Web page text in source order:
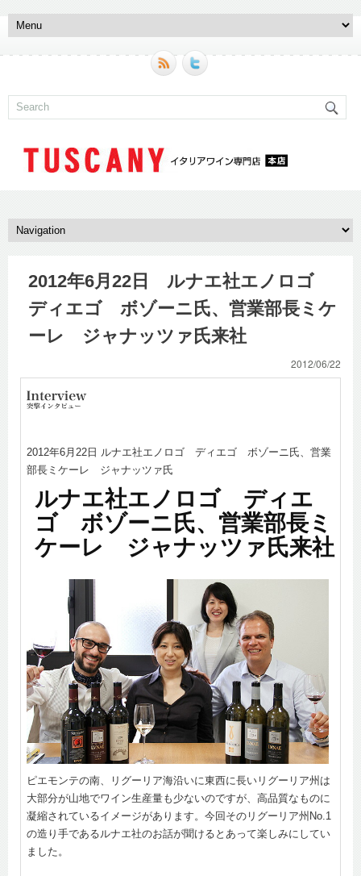
2012年6月22日 ルナエ社エノロゴ
ディエゴ ボゾーニ氏、営業部長ミケ
ーレ ジャナッツァ氏来社
2012/06/22
2012年6月22日 ルナエ社エノロゴ ディエゴ ボゾーニ氏、営業
部長ミケーレ ジャナッツァ氏
ルナエ社エノロゴ ディエ
ゴ ボゾーニ氏、営業部長ミ
ケーレ ジャナッツァ氏来社
ピエモンテの南、リグーリア海沿いに東西に長いリグーリア州は
大部分が山地でワイン生産量も少ないのですが、高品質なものに
凝縮されているイメージがあります。今回そのリグーリア州No.1
の造り手であるルナエ社のお話が聞けるとあって楽しみにしてい
ました。